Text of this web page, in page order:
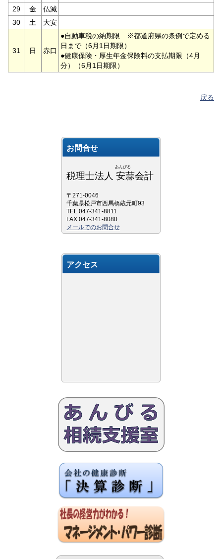
29
金
仏滅
30
土 大安
31 日 赤口
●自動車税の納期限 ※都道府県の条例で定める
日まで（6月1日期限）
●健康保険・厚生年金保険料の支払期限（4月
分）（6月1日期限）
戻る
お問合せ
あんびる
税理士法人 安蒜会計
〒271-0046
千葉県松戸市西馬橋蔵元町93
TEL:047-341-8811
FAX:047-341-8080
メールでのお問合せ
アクセス